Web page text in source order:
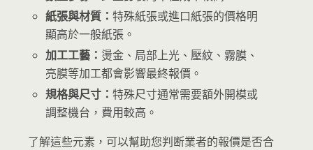
紙張與材質：特殊紙張或進口紙張的價格明
顯高於一般紙張。
加工工藝： 燙金、局部上光、壓紋、霧膜、
亮膜等加工都會影響最終報價。
規格與尺寸：特殊尺寸通常需要額外開模或
調整機台，費用較高。
了解這些元素，可以幫助您判断業者的報價是否合